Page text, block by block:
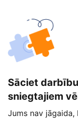
Sāciet
sniegtajiem
Jums nav